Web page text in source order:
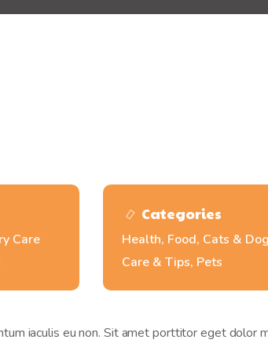
Care
Categories
Health, Food, Cats &
Care & Tips, Pets
iaculis eu non. Sit amet porttitor eget dolor